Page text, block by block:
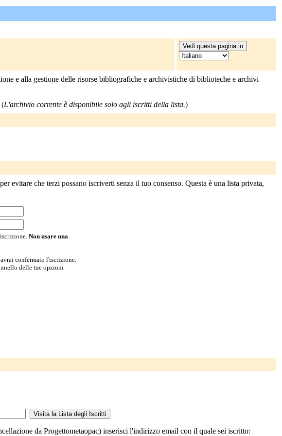
e alla gestione delle risorse bibliografiche e archivistiche di biblioteche e archivi
(L'archivio corrente è disponibile solo agli iscritti della lista.)
evitare che terzi possano iscriverti senza il tuo consenso. Questa è una lista privata,
Non usare una
confermato l'iscrizione.
delle tue opzioni
da Progettometaopac) inserisci l'indirizzo email con il quale sei iscritto: